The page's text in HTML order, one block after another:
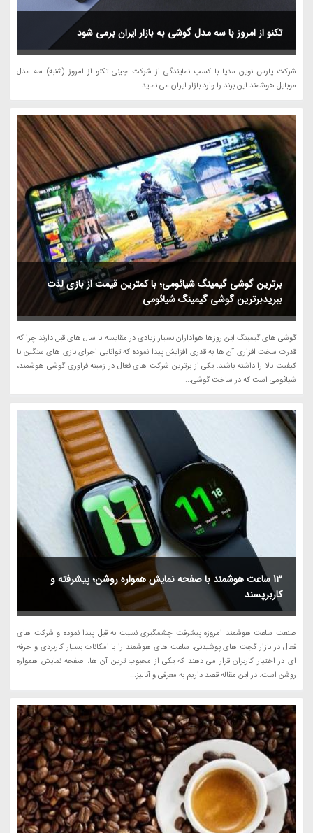
تکنو از امروز با سه مدل گوشی به بازار ایران برمی شود
شرکت پارس نوین مدیا با کسب نمایندگی از شرکت چینی تکنو از امروز (شنبه) سه مدل
موبایل هوشمند این برند را وارد بازار ایران می نماید.
برترین گوشی گیمینگ شیائومی؛ با کمترین قیمت از بازی لذت
ببریدبرترین گوشی گیمینگ شیائومی
گوشی های گیمینگ این روزها هواداران بسیار زیادی در مقایسه با سال های قبل دارند چرا که
قدرت سخت افزاری آن ها به قدری افزایش پیدا نموده که توانایی اجرای بازی های سنگین با
کیفیت بالا را داشته باشند. یکی از برترین شرکت های فعال در زمینه فراوری گوشی هوشمند،
شیائومی است که در ساخت گوشی...
13 ساعت هوشمند با صفحه نمایش همواره روشن؛ پیشرفته و
کاربرپسند
صنعت ساعت هوشمند امروزه پیشرفت چشمگیری نسبت به قبل پیدا نموده و شرکت های
فعال در بازار گجت های پوشیدنی، ساعت های هوشمند را با امکانات بسیار کاربردی و حرفه
ای در اختیار کاربران قرار می دهند که یکی از محبوب ترین آن ها، صفحه نمایش همواره
روشن است. در این مقاله قصد داریم به معرفی و آنالیز...